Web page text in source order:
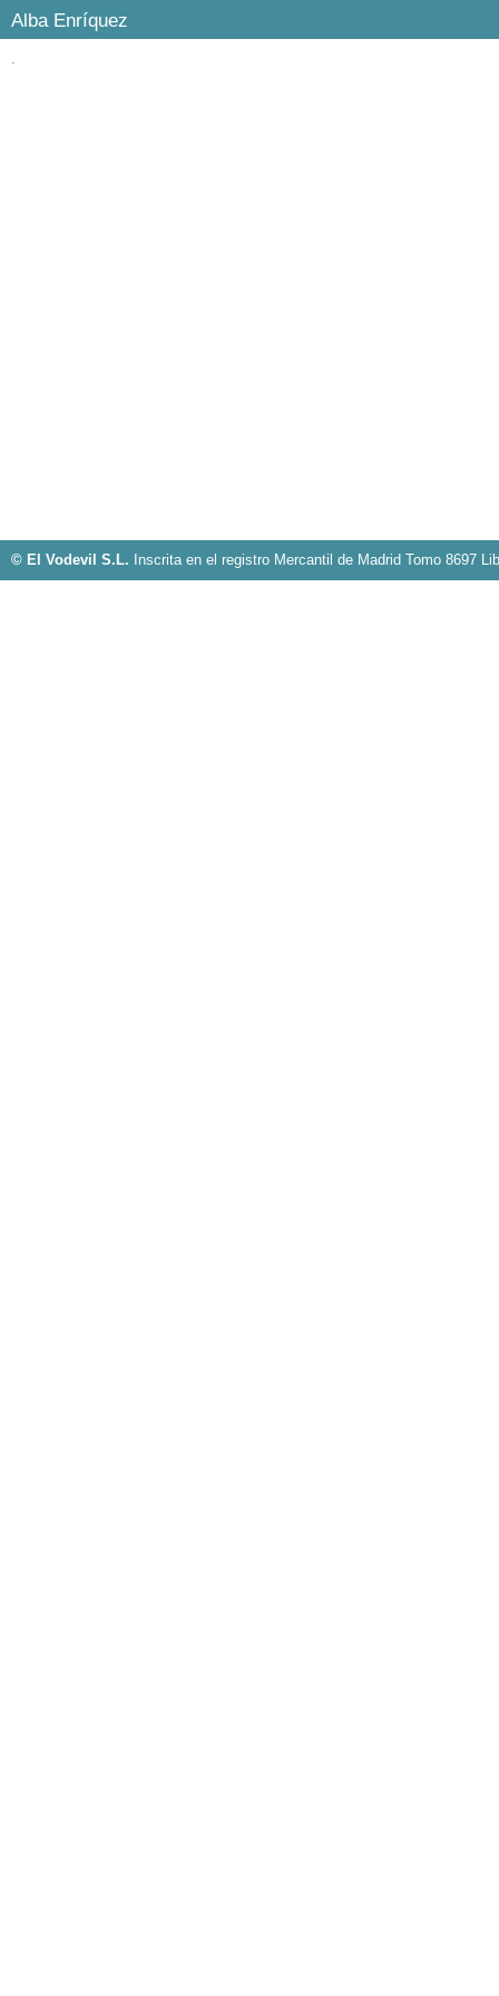
Alba Enríquez
.
© El Vodevil S.L. Inscrita en el registro Mercantil de Madrid Tomo 8697